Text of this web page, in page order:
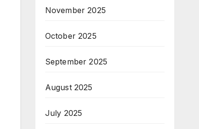
November 2025
October 2025
September 2025
August 2025
July 2025